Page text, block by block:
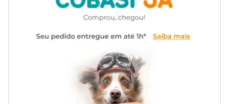
Indicada para higienização bucal de cães e gatos de todos os portes
Cabeça dupla para melhor alcance durante a escovação
Auxilia na prevenção do mau hálito
Contribui para a redução de placa bacteriana
Facilita a higiene bucal diária